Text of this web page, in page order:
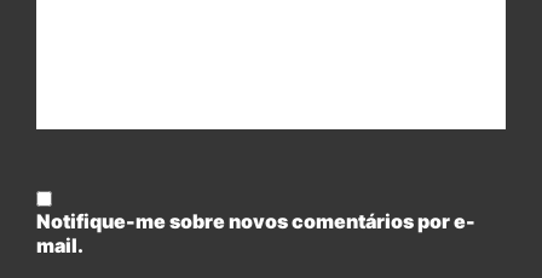
Notifique-me sobre novos comentários por e-
mail.